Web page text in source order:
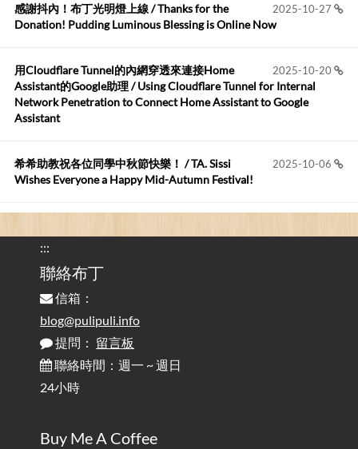
布丁布丁吃布丁:
我目前並沒有常駐的Google Home...
2026-05-15
Robertmycs:
這篇WinXP公用電腦安裝與優化的步驟超...
您好,首先肯定感謝您造福許多莘莘學子。有...
2025-10-27
感謝抖內！布丁光明燈上線 / Thanks for the
Donation! Pudding Luminous Blessing is Online Now
2025-10-20
用Cloudflare Tunnel的內網穿透來連接Home
Assistant的Google助理 / Using Cloudflare Tunnel for Internal
Network Penetration to Connect Home Assistant to Google
Assistant
2025-10-06
希希助教祝各位同學中秋節快樂！ / TA. Sissi
Wishes Everyone a Happy Mid-Autumn Festival!
的問題 / Are You Tired of Looking at the Computer? Pay More
Attention to Glare Than the Screen
為何桌前打字總是腰痠背痛？桌子高度和螢幕高度
對人體工學的影響 / The Effect of Desk and Monitor Height on
Ergonomics: Why Does Typing at a Desk Often Lead to Back Pain?
行動網路無法連線？三星手機簡易解決方案
/ Mobile Network Not Connecting? Easy Solutions for Samsung
:::
聯絡布丁
信箱：
blog@pulipuli.info
提問： 留言板
聯絡時間：週一 ~ 週日
24小時
Buy Me A Coffee